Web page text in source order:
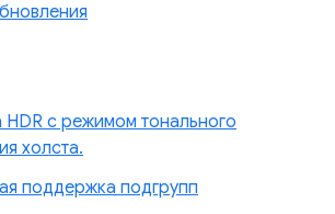
с режимом тонального
холста.
поддержка подгрупп